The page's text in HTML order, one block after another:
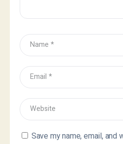
Save my name, email,